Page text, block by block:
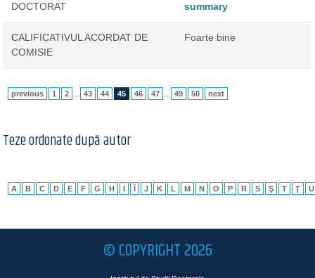
DOCTORAT
summary
CALIFICATIVUL ACORDAT DE
COMISIE
Foarte bine
previous 1 2 43 44 45 46 47 49 50 next
Teze ordonate după autor
A B C D E F G H I Î J K L M N O P R S Ş T Ţ U
© COPYRIGHT 2026